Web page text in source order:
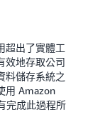
超出了實體工
效地存取公司
料儲存系統之
用 Amazon
完成此過程所